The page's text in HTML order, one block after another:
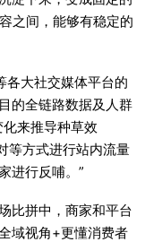
之间，能够有稳定的
各大社交媒体平台的
的全链路数据及人群
来推导种草效
等方式进行站内流量
进行反哺。”
比拼中，商家和平台
域视角+更懂消费者